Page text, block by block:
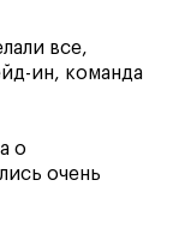
все,
ин, команда
о
очень